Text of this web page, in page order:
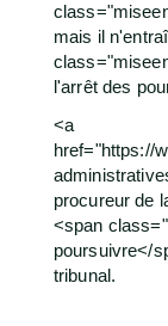
mais il
l'arrêt des
<a
href="https://
procureur de
<span
poursuivre</
tribunal.